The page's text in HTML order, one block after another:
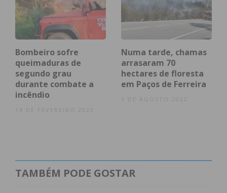
Bombeiro sofre
queimaduras de
segundo grau
durante combate a
incêndio
14 DE FEVEREIRO 2023
Numa tarde, chamas
arrasaram 70
hectares de floresta
em Paços de Ferreira
1 DE AGOSTO 2022
TAMBÉM PODE GOSTAR